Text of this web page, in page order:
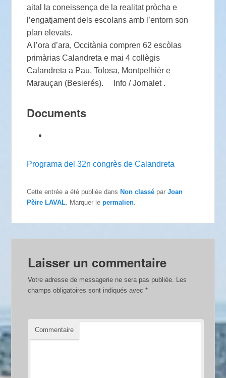
aital la coneissença de la realitat pròcha e
l’engatjament dels escolans amb l’entorn son
plan elevats.
A l’ora d’ara, Occitània compren 62 escòlas
primàrias Calandreta e mai 4 collègis
Calandreta a Pau, Tolosa, Montpelhièr e
Marauçan (Besierés). Info / Jornalet .
Documents
Programa del 32n congrès de Calandreta
Cette entrée a été publiée dans Non classé parJoan
Pèire LAVAL. Marquer lepermalien.
Laisser un commentaire
Votre adresse de messagerie ne sera pas publiée. Les
champs obligatoires sont indiqués avec*
Commentaire